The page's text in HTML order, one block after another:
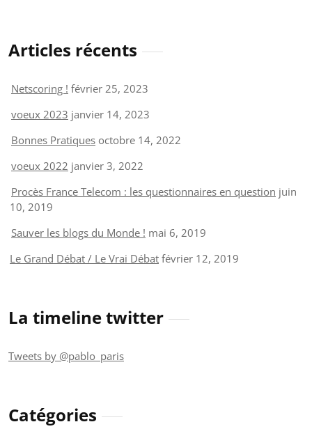
Articles récents
Netscoring ! février 25, 2023
voeux 2023 janvier 14, 2023
Bonnes Pratiques octobre 14, 2022
voeux 2022 janvier 3, 2022
Procès France Telecom : les questionnaires en question juin
10, 2019
Sauver les blogs du Monde ! mai 6, 2019
Le Grand Débat / Le Vrai Débat février 12, 2019
La timeline twitter
Tweets by @pablo_paris
Catégories